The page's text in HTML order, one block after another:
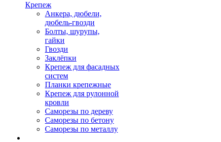
Крепеж
Анкера, дюбели,
дюбель-гвозди
Болты, шурупы,
гайки
Гвозди
Заклёпки
Крепеж для фасадных
систем
Планки крепежные
Крепеж для рулонной
кровли
Саморезы по дереву
Саморезы по бетону
Саморезы по металлу